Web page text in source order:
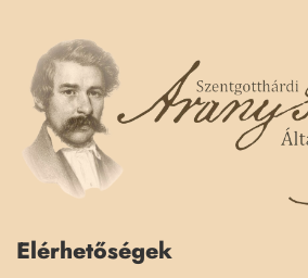
Elérhetőségek